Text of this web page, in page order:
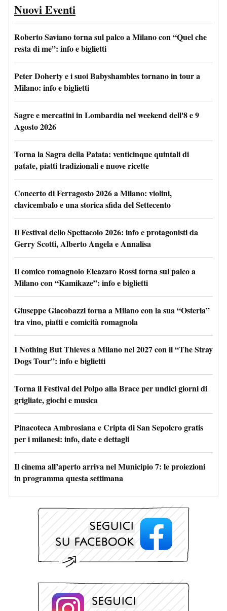
Nuovi Eventi
Roberto Saviano torna sul palco a Milano con “Quel che
resta di me”: info e biglietti
Peter Doherty e i suoi Babyshambles tornano in tour a
Milano: info e biglietti
Sagre e mercatini in Lombardia nel weekend dell'8 e 9
Agosto 2026
Torna la Sagra della Patata: venticinque quintali di
patate, piatti tradizionali e nuove ricette
Concerto di Ferragosto 2026 a Milano: violini,
clavicembalo e una storica sfida del Settecento
Il Festival dello Spettacolo 2026: info e protagonisti da
Gerry Scotti, Alberto Angela e Annalisa
Il comico romagnolo Eleazaro Rossi torna sul palco a
Milano con “Kamikaze”: info e biglietti
Giuseppe Giacobazzi torna a Milano con la sua “Osteria”
tra vino, piatti e comicità romagnola
I Nothing But Thieves a Milano nel 2027 con il “The Stray
Dogs Tour”: info e biglietti
Torna il Festival del Polpo alla Brace per undici giorni di
grigliate, giochi e musica
Pinacoteca Ambrosiana e Cripta di San Sepolcro gratis
per i milanesi: info, date e dettagli
Il cinema all’aperto arriva nel Municipio 7: le proiezioni
in programma questa settimana